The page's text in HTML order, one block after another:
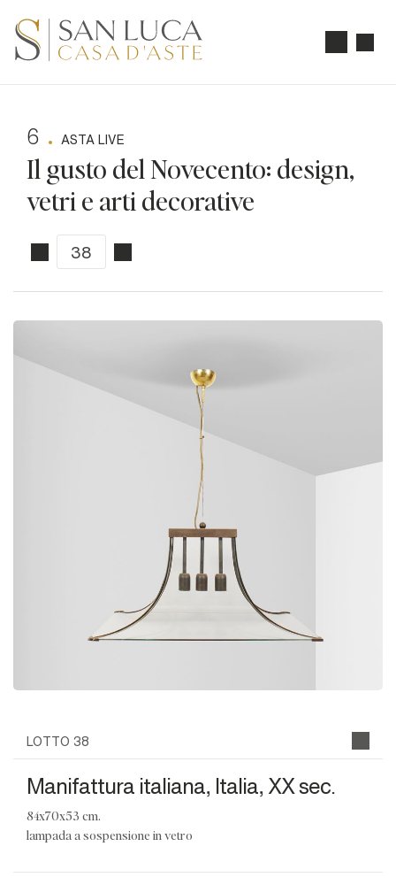
6 ASTA LIVE
Il gusto del Novecento: design,
vetri e arti decorative
LOTTO 38
Manifattura italiana, Italia, XX sec.
84x70x53 cm.
lampada a sospensione in vetro